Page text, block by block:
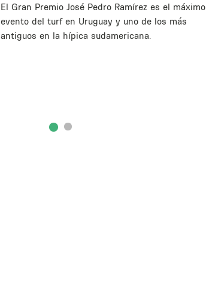
El Gran Premio José Pedro Ramírez es el máximo
evento del turf en Uruguay y uno de los más
antiguos en la hípica sudamericana.​